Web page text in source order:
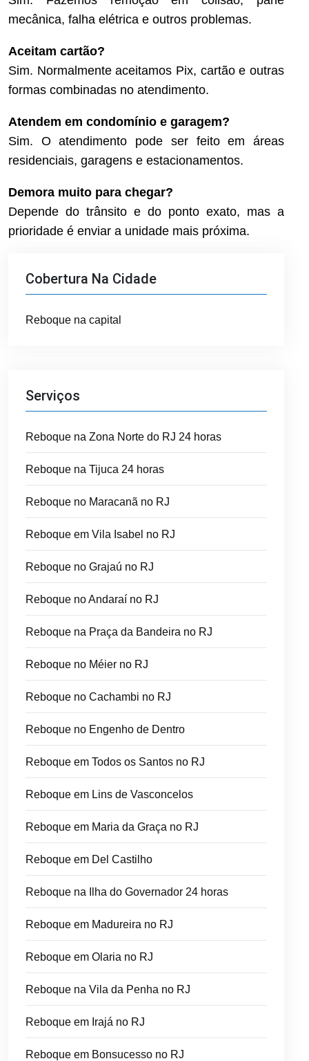
Cobertura Na Cidade
Reboque na capital
Serviços
Reboque na Zona Norte do RJ 24 horas
Reboque na Tijuca 24 horas
Reboque no Maracanã no RJ
Reboque em Vila Isabel no RJ
Reboque no Grajaú no RJ
Reboque no Andaraí no RJ
Reboque na Praça da Bandeira no RJ
Reboque no Méier no RJ
Reboque no Cachambi no RJ
Reboque no Engenho de Dentro
Reboque em Todos os Santos no RJ
Reboque em Lins de Vasconcelos
Reboque em Maria da Graça no RJ
Reboque em Del Castilho
Reboque na Ilha do Governador 24 horas
Reboque em Madureira no RJ
Reboque em Olaria no RJ
Reboque na Vila da Penha no RJ
Reboque em Irajá no RJ
Reboque em Bonsucesso no RJ
mecânica, falha elétrica e outros problemas.
Aceitam cartão?
Sim. Normalmente aceitamos Pix, cartão e outras
formas combinadas no atendimento.
Atendem em condomínio e garagem?
Sim. O atendimento pode ser feito em áreas
residenciais, garagens e estacionamentos.
Demora muito para chegar?
Depende do trânsito e do ponto exato, mas a
prioridade é enviar a unidade mais próxima.